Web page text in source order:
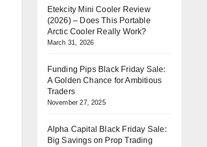
Etekcity Mini Cooler Review
(2026) – Does This Portable
Arctic Cooler Really Work?
March 31, 2026
Funding Pips Black Friday Sale:
A Golden Chance for Ambitious
Traders
November 27, 2025
Alpha Capital Black Friday Sale:
Big Savings on Prop Trading